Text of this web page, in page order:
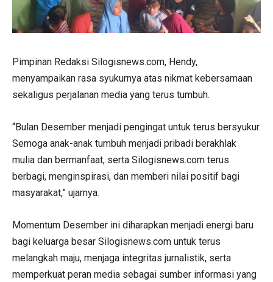
Pimpinan Redaksi Silogisnews.com, Hendy,
menyampaikan rasa syukurnya atas nikmat kebersamaan
sekaligus perjalanan media yang terus tumbuh.
“Bulan Desember menjadi pengingat untuk terus bersyukur.
Semoga anak-anak tumbuh menjadi pribadi berakhlak
mulia dan bermanfaat, serta Silogisnews.com terus
berbagi, menginspirasi, dan memberi nilai positif bagi
masyarakat,” ujarnya.
Momentum Desember ini diharapkan menjadi energi baru
bagi keluarga besar Silogisnews.com untuk terus
melangkah maju, menjaga integritas jurnalistik, serta
memperkuat peran media sebagai sumber informasi yang